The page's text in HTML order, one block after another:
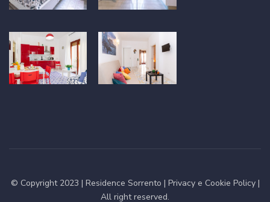
© Copyright 2023 | Residence Sorrento | Privacy e Cookie Policy|
All right reserved.